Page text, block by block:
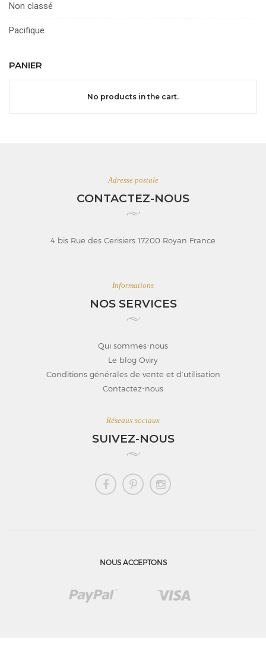
Non classé
Pacifique
PANIER
No products in the cart.
Adresse postale
CONTACTEZ-NOUS
4 bis Rue des Cerisiers 17200 Royan France
Informations
NOS SERVICES
Qui sommes-nous
Le blog Oviry
Conditions générales de vente et d’utilisation
Contactez-nous
Réseaux sociaux
SUIVEZ-NOUS
NOUS ACCEPTONS